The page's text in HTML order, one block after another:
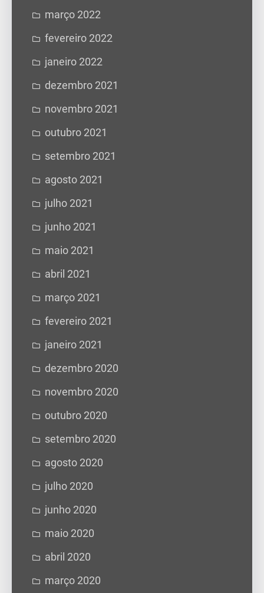
março 2022
fevereiro 2022
janeiro 2022
dezembro 2021
novembro 2021
outubro 2021
setembro 2021
agosto 2021
julho 2021
junho 2021
maio 2021
abril 2021
março 2021
fevereiro 2021
janeiro 2021
dezembro 2020
novembro 2020
outubro 2020
setembro 2020
agosto 2020
julho 2020
junho 2020
maio 2020
abril 2020
março 2020